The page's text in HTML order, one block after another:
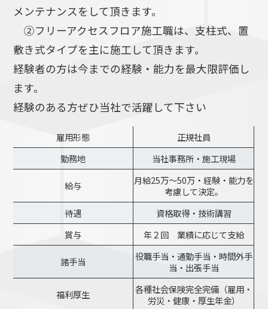
メンテナンスをして頂きます。
②フリーアクセスフロア施工職は、支柱式、置
敷き式タイプを主に施工して頂きます。
経験者の方は今までの経験・能力を最大限評価し
ます。
経験のある方ぜひ当社で活躍して下さい
雇用形態
正規社員
勤務地
当社事務所・施工現場
給与
月給25万～50万・経験・能力を
考慮して決定。
待遇
資格取得・技術講習
賞与
年２回 業績に応じて支給
諸手当
役職手当・通勤手当・時間外手
当・出張手当
福利厚生
各種社会保険完全完備（雇用・
労災・健康・厚生年金）